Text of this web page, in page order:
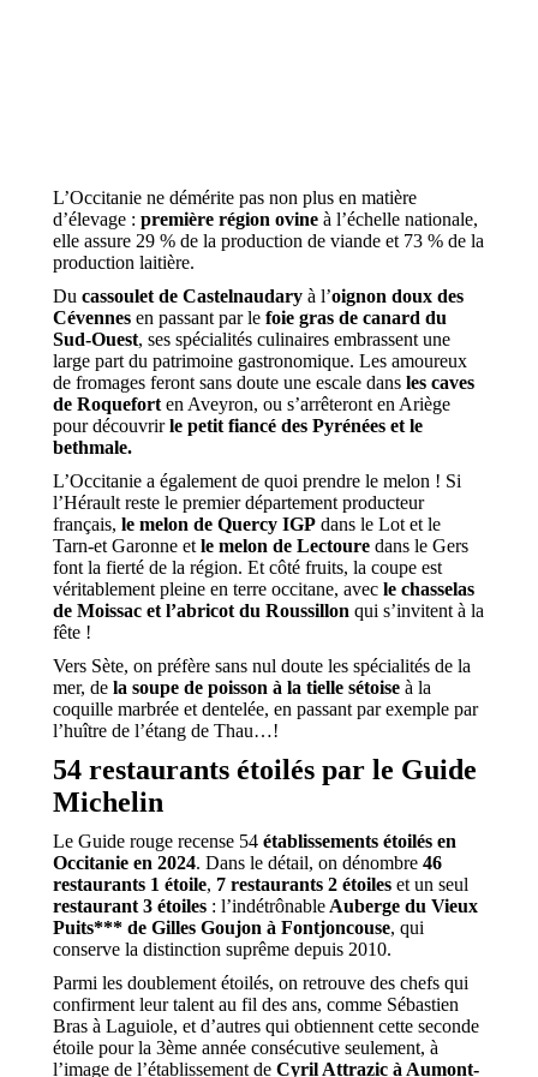
L’Occitanie ne démérite pas non plus en matière
d’élevage : première région ovine à l’échelle nationale,
elle assure 29 % de la production de viande et 73 % de la
production laitière.
Du cassoulet de Castelnaudary à l’oignon doux des
Cévennes en passant par le foie gras de canard du
Sud-Ouest, ses spécialités culinaires embrassent une
large part du patrimoine gastronomique. Les amoureux
de fromages feront sans doute une escale dans les caves
de Roquefort en Aveyron, ou s’arrêteront en Ariège
pour découvrirle petit fiancé des Pyrénées et le
bethmale.
L’Occitanie a également de quoi prendre le melon ! Si
l’Hérault reste le premier département producteur
français, le melon de Quercy IGP dans le Lot et le
Tarn-et Garonne et le melon de Lectoure dans le Gers
font la fierté de la région. Et côté fruits, la coupe est
véritablement pleine en terre occitane, avec le chasselas
de Moissac et l’abricot du Roussillon qui s’invitent à la
fête !
Vers Sète, on préfère sans nul doute les spécialités de la
mer, de la soupe de poisson à la tielle sétoise à la
coquille marbrée et dentelée, en passant par exemple par
l’huître de l’étang de Thau…!
54 restaurants étoilés par le Guide
Michelin
Le Guide rouge recense 54 établissements étoilés en
Occitanie en 2024. Dans le détail, on dénombre 46
restaurants 1 étoile, 7 restaurants 2 étoiles et un seul
restaurant 3 étoiles : l’indétrônable Auberge du Vieux
Puits*** de Gilles Goujon à Fontjoncouse, qui
conserve la distinction suprême depuis 2010.
Parmi les doublement étoilés, on retrouve des chefs qui
confirment leur talent au fil des ans, comme Sébastien
Bras à Laguiole, et d’autres qui obtiennent cette seconde
étoile pour la 3ème année consécutive seulement, à
l’image de l’établissement de Cyril Attrazic à Aumont-